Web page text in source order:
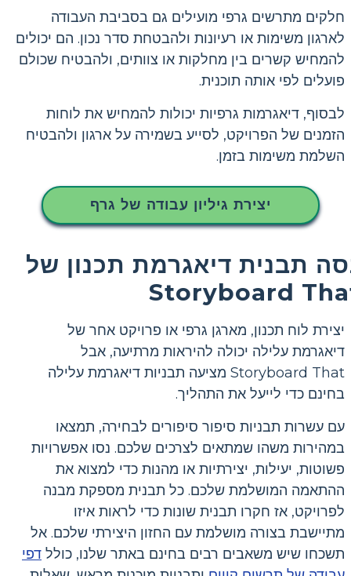
חלקים מתרשים גרפי מועילים גם בסביבת העבודה
לארגון משימות או רעיונות ולהבטחת סדר נכון. הם יכולים
להמחיש קשרים בין מחלקות או צוותים, ולהבטיח שכולם
פועלים לפי אותה תוכנית.
לבסוף, דיאגרמות גרפיות יכולות להמחיש את לוחות
הזמנים של הפרויקט, לסייע בשמירה על ארגון ולהבטיח
השלמת משימות בזמן.
יצירת גיליון עבודה של גרף
תבנית דיאגרמת תכנון של
Storyboard
יצירת לוח תכנון, מארגן גרפי או פרויקט אחר של
דיאגרמת עלילה יכולה להיראות מרתיעה, אבל
Storyboard That מציעה תבניות דיאגרמת עלילה
בחינם כדי לייעל את התהליך.
עם עשרות תבניות סיפור סיפורים לבחירה, תמצאו
במהירות משהו שמתאים לצרכים שלכם. נסו אפשרויות
פשוטות, יעילות, יצירתיות או מהנות כדי למצוא את
ההתאמה המושלמת שלכם. כל תבנית מספקת מבנה
לפרויקט, אז חקרו תבנית שונות כדי לראות איזו
מתיישבת בצורה מושלמת עם החזון היצירתי שלכם. אל
תשכחו שיש משאבים רבים בחינם באתר שלנו, כולל דפי